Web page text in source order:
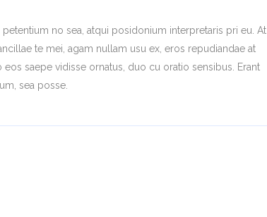
no sea, atqui posidonium interpretaris pri eu. At
te mei, agam nullam usu ex, eros repudiandae at
saepe vidisse ornatus, duo cu oratio sensibus. Erant
sea posse.